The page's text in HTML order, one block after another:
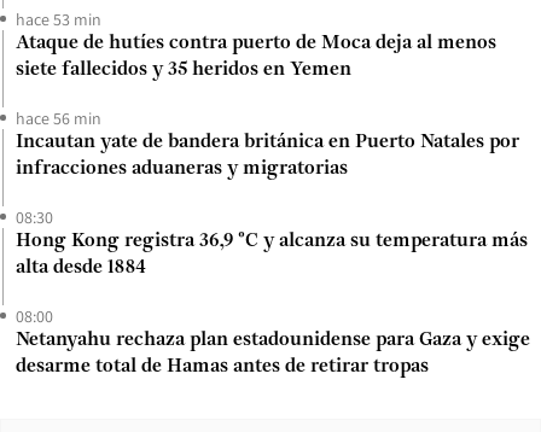
hace 53 min
Ataque de hutíes contra puerto de Moca deja al menos
siete fallecidos y 35 heridos en Yemen
hace 56 min
Incautan yate de bandera británica en Puerto Natales por
infracciones aduaneras y migratorias
08:30
Hong Kong registra 36,9 °C y alcanza su temperatura más
alta desde 1884
08:00
Netanyahu rechaza plan estadounidense para Gaza y exige
desarme total de Hamas antes de retirar tropas